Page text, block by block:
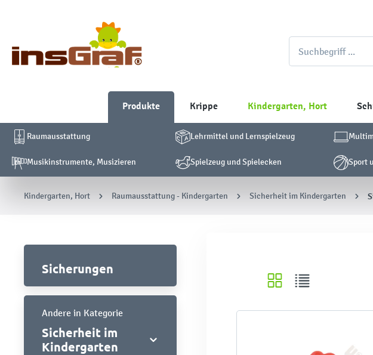
Produkte Krippe Kindergarten, Hort
Raumausstattung Lehrmittel und Lernspielzeug
Musikinstrumente, Musizieren Spielzeug und Spielecken Sport
Kindergarten, Hort Raumausstattung - Kindergarten Sicherheit im Kindergarten
Sicherungen
Andere in Kategorie
Sicherheit im
Kindergarten